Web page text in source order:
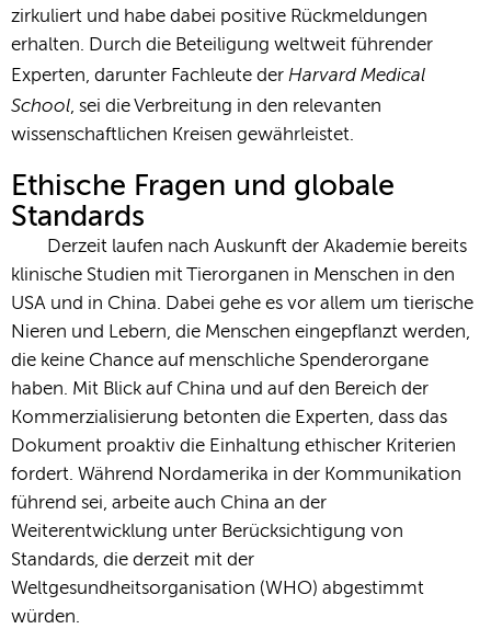
zirkuliert und habe dabei positive Rückmeldungen
erhalten. Durch die Beteiligung weltweit führender
Experten, darunter Fachleute der Harvard Medical
School, sei die Verbreitung in den relevanten
wissenschaftlichen Kreisen gewährleistet.
Ethische Fragen und globale
Standards
Derzeit laufen nach Auskunft der Akademie bereits
klinische Studien mit Tierorganen in Menschen in den
USA und in China. Dabei gehe es vor allem um tierische
Nieren und Lebern, die Menschen eingepflanzt werden,
die keine Chance auf menschliche Spenderorgane
haben. Mit Blick auf China und auf den Bereich der
Kommerzialisierung betonten die Experten, dass das
Dokument proaktiv die Einhaltung ethischer Kriterien
fordert. Während Nordamerika in der Kommunikation
führend sei, arbeite auch China an der
Weiterentwicklung unter Berücksichtigung von
Standards, die derzeit mit der
Weltgesundheitsorganisation (WHO) abgestimmt
würden.